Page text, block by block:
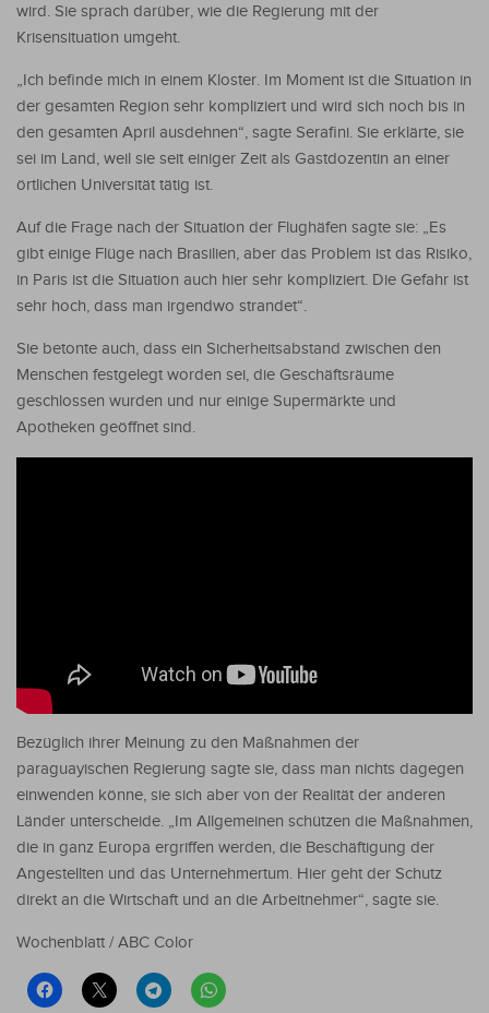
wird. Sie sprach darüber, wie die Regierung mit der
Krisensituation umgeht.
„Ich befinde mich in einem Kloster. Im Moment ist die Situation in
der gesamten Region sehr kompliziert und wird sich noch bis in
den gesamten April ausdehnen“, sagte Serafini. Sie erklärte, sie
sei im Land, weil sie seit einiger Zeit als Gastdozentin an einer
örtlichen Universität tätig ist.
Auf die Frage nach der Situation der Flughäfen sagte sie: „Es
gibt einige Flüge nach Brasilien, aber das Problem ist das Risiko,
in Paris ist die Situation auch hier sehr kompliziert. Die Gefahr ist
sehr hoch, dass man irgendwo strandet“.
Sie betonte auch, dass ein Sicherheitsabstand zwischen den
Menschen festgelegt worden sei, die Geschäftsräume
geschlossen wurden und nur einige Supermärkte und
Apotheken geöffnet sind.
Bezüglich ihrer Meinung zu den Maßnahmen der
paraguayischen Regierung sagte sie, dass man nichts dagegen
einwenden könne, sie sich aber von der Realität der anderen
Länder unterscheide. „Im Allgemeinen schützen die Maßnahmen,
die in ganz Europa ergriffen werden, die Beschäftigung der
Angestellten und das Unternehmertum. Hier geht der Schutz
direkt an die Wirtschaft und an die Arbeitnehmer“, sagte sie.
Wochenblatt / ABC Color